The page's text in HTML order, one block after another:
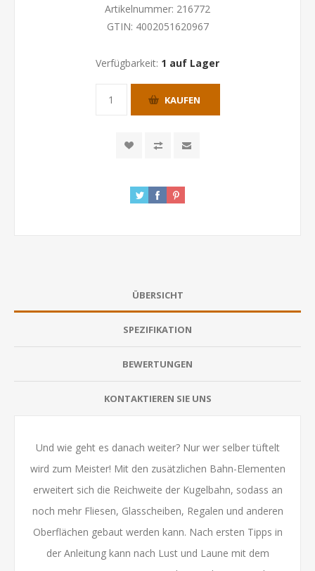
Artikelnummer: 216772
GTIN: 4002051620967
Verfügbarkeit: 1 auf Lager
KAUFEN
ÜBERSICHT
SPEZIFIKATION
BEWERTUNGEN
KONTAKTIEREN SIE UNS
Und wie geht es danach weiter? Nur wer selber tüftelt
wird zum Meister! Mit den zusätzlichen Bahn-Elementen
erweitert sich die Reichweite der Kugelbahn, sodass an
noch mehr Fliesen, Glasscheiben, Regalen und anderen
Oberflächen gebaut werden kann. Nach ersten Tipps in
der Anleitung kann nach Lust und Laune mit dem